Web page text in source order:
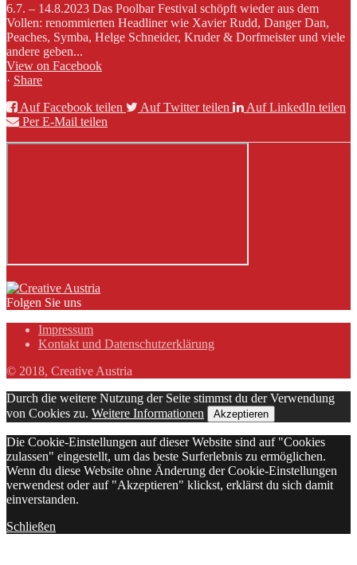
6.7. – 14.8.2023 Das Poolbar Festival schöpft wieder aus dem
Vollen: renommierten Headliner wie Xavier Rudd, Danger Dan,
Peaches, Symba, Helge Schneider, Kruder & Dorfmeister und viele
andere geben...
View on Facebook
· Share
Auf Facebook teilen
Auf Twitter teilen
Auf LinkedIn teilen
Per E-Mail teilen
Folgen Sie uns
Impressum
Kontakt und Datenschutzerklärung
© 2018, Creative Austria
Durch die weitere Nutzung der Seite stimmst du der Verwendung
von Cookies zu. Weitere Informationen Akzeptieren
Die Cookie-Einstellungen auf dieser Website sind auf "Cookies
zulassen" eingestellt, um das beste Surferlebnis zu ermöglichen.
Wenn du diese Website ohne Änderung der Cookie-Einstellungen
verwendest oder auf "Akzeptieren" klickst, erklärst du sich damit
einverstanden.
Schließen